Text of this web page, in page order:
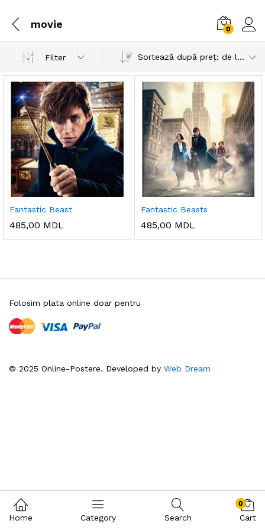
movie 0
Filter Sortează după preț: de la mare la mic
Fantastic Beast
485,00 MDL
Fantastic Beasts
485,00 MDL
© 2025 Online-Postere. Developed by Web Dream
Folosim plata online doar pentru
Home Category Search
0
Cart